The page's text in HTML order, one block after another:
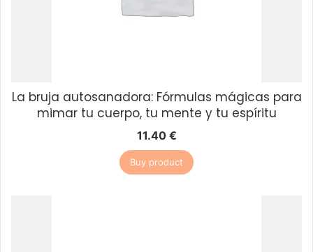
La bruja autosanadora: Fórmulas mágicas para
mimar tu cuerpo, tu mente y tu espíritu
11.40 €
Buy product